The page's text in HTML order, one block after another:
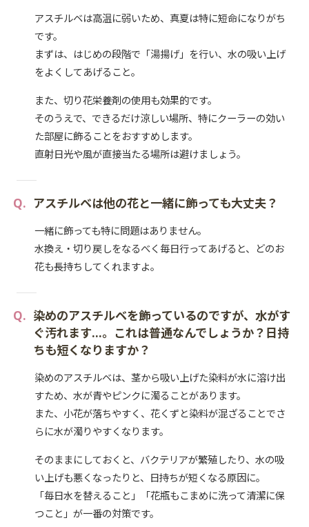
アスチルベは高温に弱いため、真夏は特に短命になりがち
です。
まずは、はじめの段階で「湯揚げ」を行い、水の吸い上げ
をよくしてあげること。
また、切り花栄養剤の使用も効果的です。
そのうえで、できるだけ涼しい場所、特にクーラーの効い
た部屋に飾ることをおすすめします。
直射日光や風が直接当たる場所は避けましょう。
アスチルベは他の花と一緒に飾っても大丈夫？
一緒に飾っても特に問題はありません。
水換え・切り戻しをなるべく毎日行ってあげると、どのお
花も長持ちしてくれますよ。
染めのアスチルベを飾っているのですが、水がす
ぐ汚れます…。これは普通なんでしょうか？日持
ちも短くなりますか？
染めのアスチルベは、茎から吸い上げた染料が水に溶け出
すため、水が青やピンクに濁ることがあります。
また、小花が落ちやすく、花くずと染料が混ざることでさ
らに水が濁りやすくなります。
そのままにしておくと、バクテリアが繁殖したり、水の吸
い上げも悪くなったりと、日持ちが短くなる原因に。
「毎日水を替えること」「花瓶もこまめに洗って清潔に保
つこと」が一番の対策です。